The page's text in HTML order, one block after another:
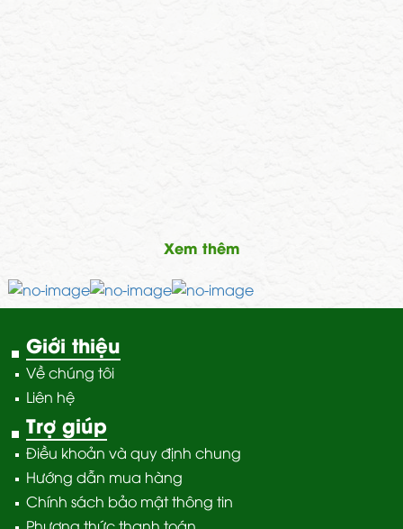
Xem thêm
Giới thiệu
Về chúng tôi
Liên hệ
Trợ giúp
Điều khoản và quy định chung
Hướng dẫn mua hàng
Chính sách bảo mật thông tin